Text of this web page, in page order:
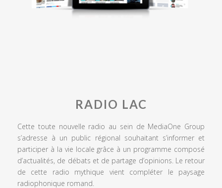
RADIO LAC
Cette toute nouvelle radio au sein de MediaOne Group
s’adresse à un public régional souhaitant s’informer et
participer à la vie locale grâce à un programme composé
d’actualités, de débats et de partage d’opinions. Le retour
de cette radio mythique vient compléter le paysage
radiophonique romand.